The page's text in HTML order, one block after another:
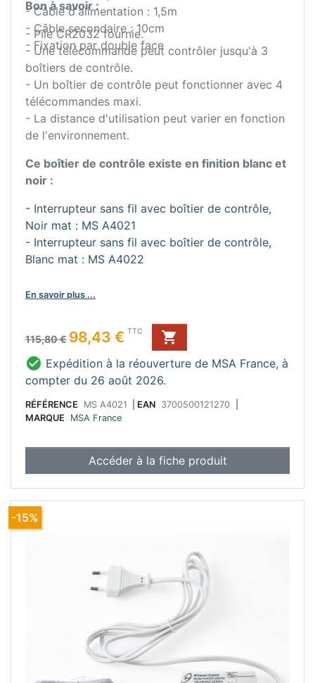
- Câble d'alimentation : 1,5m
- Câble secondaire : 10cm
- Fixation par double face
Bon à savoir :
- Pile CR2032 fournie.
- Une télécommande peut contrôler jusqu'à 3
boîtiers de contrôle.
- Un boîtier de contrôle peut fonctionner avec 4
télécommandes maxi.
- La distance d'utilisation peut varier en fonction
de l'environnement.
Ce boîtier de contrôle existe en finition blanc et
noir :
- Interrupteur sans fil avec boîtier de contrôle,
Noir mat : MS A4021
- Interrupteur sans fil avec boîtier de contrôle,
Blanc mat : MS A4022
En savoir plus ...
Prix de base
115,80 €
Prix 98,43 € TTC

 Expédition à la réouverture de MSA France, à
compter du 26 août 2026.
RÉFÉRENCE MS A4021 EAN 3700500121270
MARQUE
MSA France
Accéder à la fiche produit
-15%